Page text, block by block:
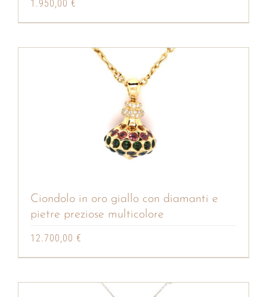
1.950,00 €
Ciondolo in oro giallo con diamanti e
pietre preziose multicolore
12.700,00 €